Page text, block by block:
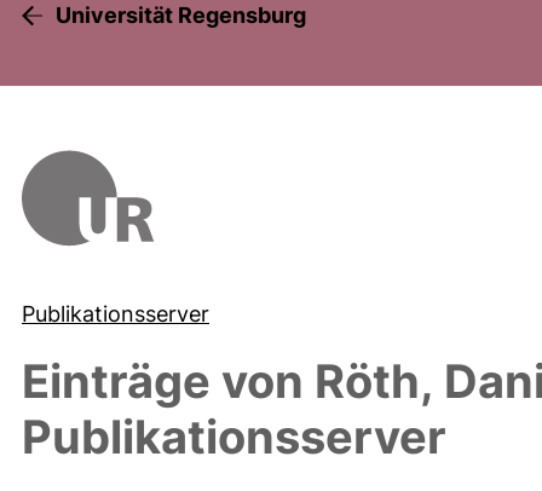
Universität Regensburg
Publikationsserver
Einträge von Röth,
Publikationsserver